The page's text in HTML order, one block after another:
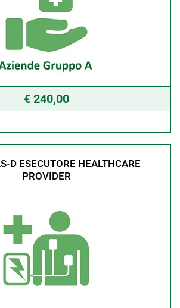
€ 240,00
D ESECUTORE HEALTHCARE
PROVIDER